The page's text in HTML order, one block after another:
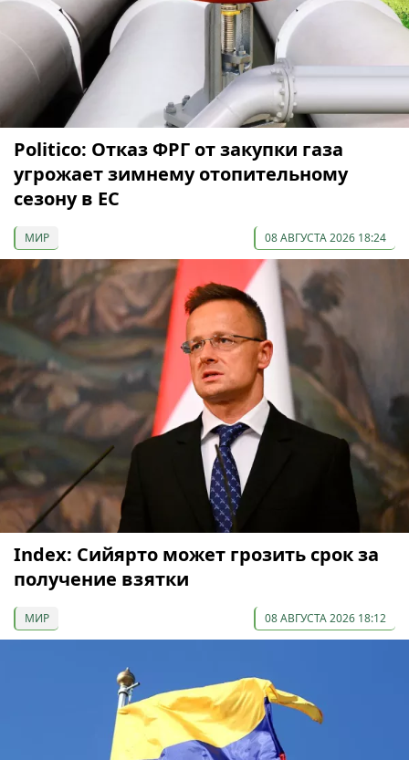
Politico: Отказ ФРГ от закупки газа
угрожает зимнему отопительному
сезону в ЕС
МИР 08 АВГУСТА 2026 18:24
Index: Сийярто может грозить срок за
получение взятки
МИР 08 АВГУСТА 2026 18:12